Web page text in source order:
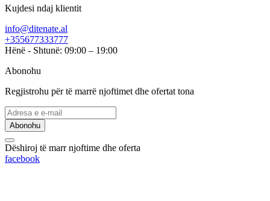
Kujdesi ndaj klientit
info@ditenate.al
+355677333777
Hënë - Shtunë: 09:00 – 19:00
Abonohu
Regjistrohu për të marrë njoftimet dhe ofertat tona
Abonohu
Dëshiroj të marr njoftime dhe oferta
facebook